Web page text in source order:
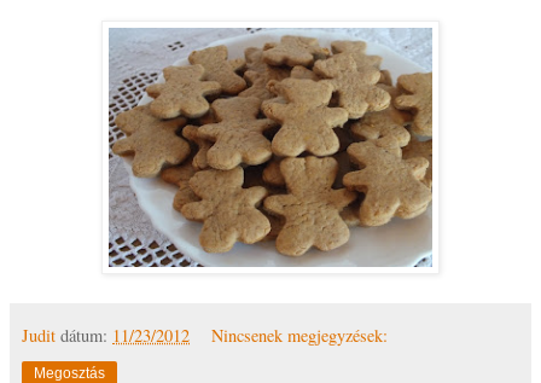
Judit dátum: 11/23/2012 Nincsenek megjegyzések:
Megosztás